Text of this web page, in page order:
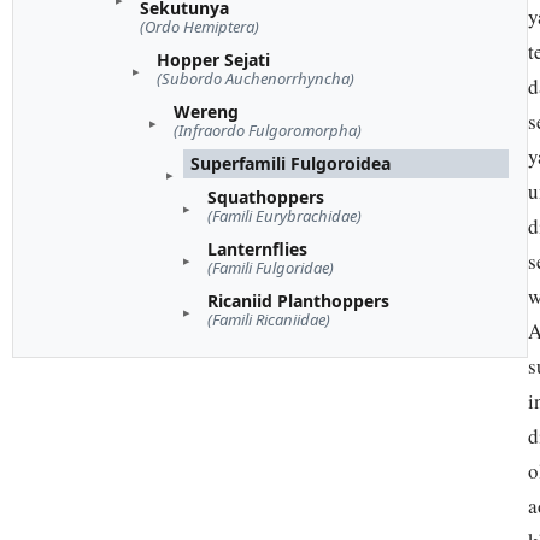
Sekutunya
(Ordo Hemiptera)
Hopper Sejati
(Subordo Auchenorrhyncha)
Wereng
(Infraordo Fulgoromorpha)
Superfamili Fulgoroidea
Squathoppers
(Famili Eurybrachidae)
Lanternflies
(Famili Fulgoridae)
Ricaniid Planthoppers
(Famili Ricaniidae)